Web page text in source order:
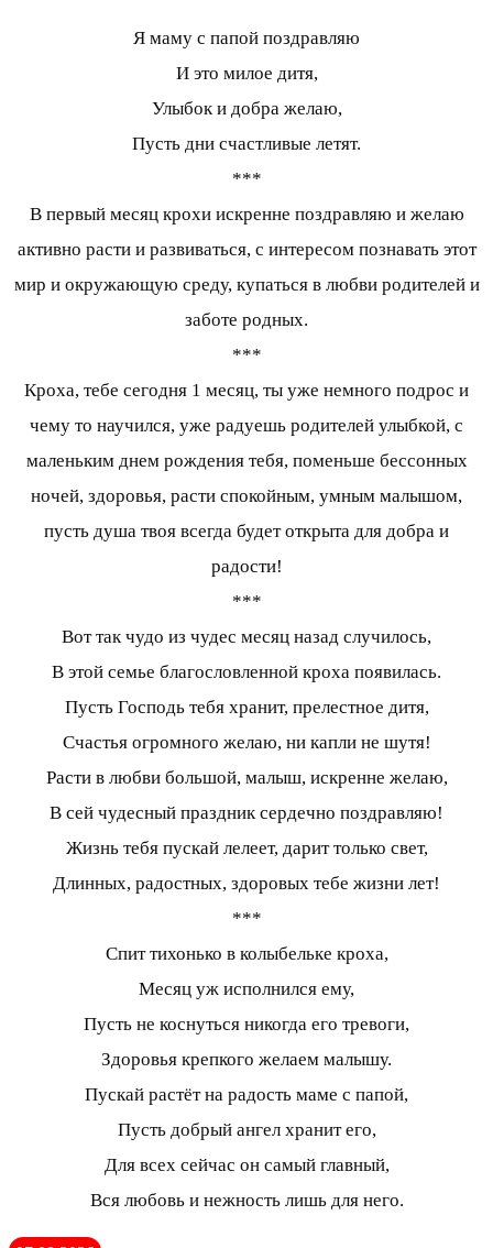
Я маму с папой поздравляю
И это милое дитя,
Улыбок и добра желаю,
Пусть дни счастливые летят.
***
В первый месяц крохи искренне поздравляю и желаю
активно расти и развиваться, с интересом познавать этот
мир и окружающую среду, купаться в любви родителей и
заботе родных.
***
Кроха, тебе сегодня 1 месяц, ты уже немного подрос и
чему то научился, уже радуешь родителей улыбкой, с
маленьким днем рождения тебя, поменьше бессонных
ночей, здоровья, расти спокойным, умным малышом,
пусть душа твоя всегда будет открыта для добра и
радости!
***
Вот так чудо из чудес месяц назад случилось,
В этой семье благословленной кроха появилась.
Пусть Господь тебя хранит, прелестное дитя,
Счастья огромного желаю, ни капли не шутя!
Расти в любви большой, малыш, искренне желаю,
В сей чудесный праздник сердечно поздравляю!
Жизнь тебя пускай лелеет, дарит только свет,
Длинных, радостных, здоровых тебе жизни лет!
***
Спит тихонько в колыбельке кроха,
Месяц уж исполнился ему,
Пусть не коснуться никогда его тревоги,
Здоровья крепкого желаем малышу.
Пускай растёт на радость маме с папой,
Пусть добрый ангел хранит его,
Для всех сейчас он самый главный,
Вся любовь и нежность лишь для него.